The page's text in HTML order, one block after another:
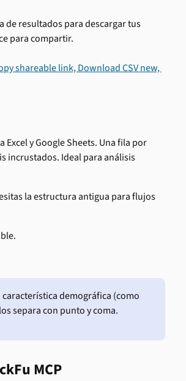
de resultados para descargar tus
para compartir.
y Google Sheets. Una fila por
incrustados. Ideal para análisis
la estructura antigua para flujos
demográfica (como
separa con punto y coma.
MCP